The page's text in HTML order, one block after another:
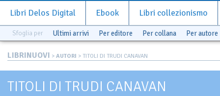
Libri Delos Digital Ebook Libri collezionismo
Sfoglia per Ultimi arrivi Per editore Per collana Per autore
LIBRINUOVI > AUTORI > TITOLI DI TRUDI CANAVAN
TITOLI DI TRUDI CANAVAN